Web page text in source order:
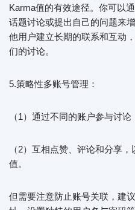
Karma值的有效途径。你可以
话题讨论或提出自己的问题来
他用户建立长期的联系和互动
们的讨论。
5.策略性多账号管理：
（1）通过不同的账户参与讨
（2）互相点赞、评论和分享
值。
但需要注意防止账号关联，建